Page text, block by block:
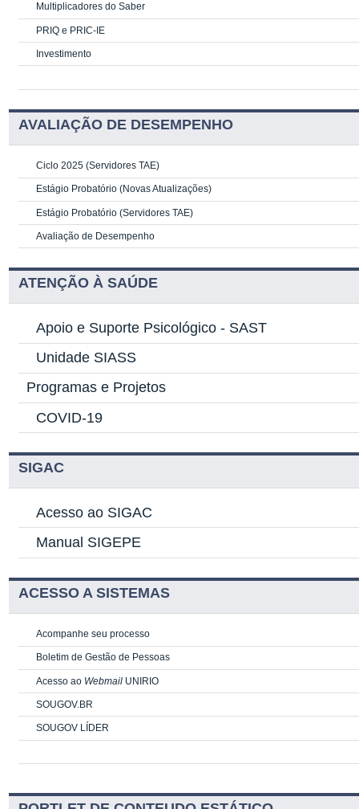
Multiplicadores do Saber
PRIQ e PRIC-IE
Investimento
AVALIAÇÃO DE DESEMPENHO
Ciclo 2025 (Servidores TAE)
Estágio Probatório (Novas Atualizações)
Estágio Probatório (Servidores TAE)
Avaliação de Desempenho
ATENÇÃO À SAÚDE
Apoio e Suporte Psicológico - SAST
Unidade SIASS
Programas e Projetos
COVID-19
SIGAC
Acesso ao SIGAC
Manual SIGEPE
ACESSO A SISTEMAS
Acompanhe seu processo
Boletim de Gestão de Pessoas
Acesso ao Webmail UNIRIO
SOUGOV.BR
SOUGOV LÍDER